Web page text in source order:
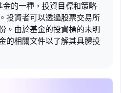
金的一種，投資目標和策略
投資者可以透過股票交易所
。由於基金的投資標的未明
的相關文件以了解其具體投